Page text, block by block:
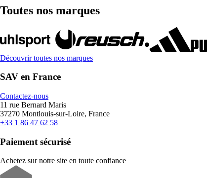
Toutes nos marques
Découvrir toutes nos marques
SAV en France
Contactez-nous
11 rue Bernard Maris
37270 Montlouis-sur-Loire, France
+33 1 86 47 62 58
Paiement sécurisé
Achetez sur notre site en toute confiance